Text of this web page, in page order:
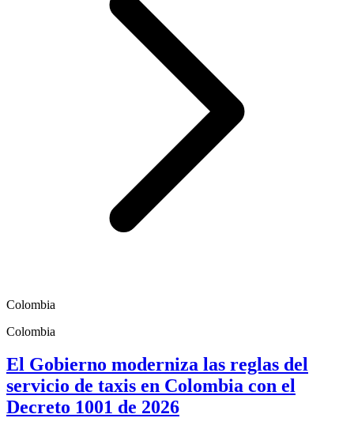
Colombia
Colombia
El Gobierno moderniza las reglas del
servicio de taxis en Colombia con el
Decreto 1001 de 2026